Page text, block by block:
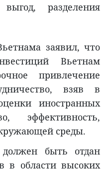
разделения
заявил, что
Вьетнам
привлечение
взяв в
иностранных
эффективность,
среды.
быть отдан
в области высоких